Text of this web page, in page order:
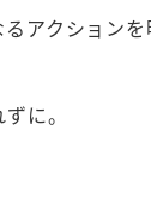
アクション
に。